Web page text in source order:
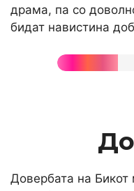
драма, па со
бидат навистина
Довербата на